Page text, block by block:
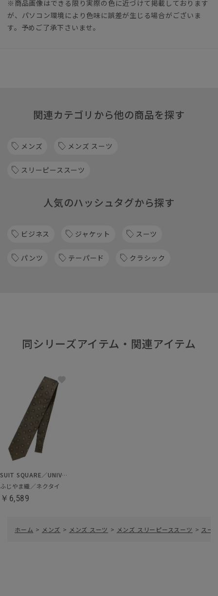
※商品画像はできる限り実際の色に近づけて掲載しております
が、パソコン環境により色味に誤差が生じる場合がございま
す。予めご了承下さいませ。
関連カテゴリから他の商品を探す
メンズ メンズ スーツ
スリーピーススーツ
人気のハッシュタグから探す
ビジネス ジャケット スーツ
パンツ テーパード クラシック
同シリーズアイテム・関連アイテム
SUIT SQUARE／UNIVERSAL LANGUAGE
ふじやま織／ネクタイ
￥6,589
ホーム > メンズ > メンズ スーツ > メンズ スリーピーススーツ > スー